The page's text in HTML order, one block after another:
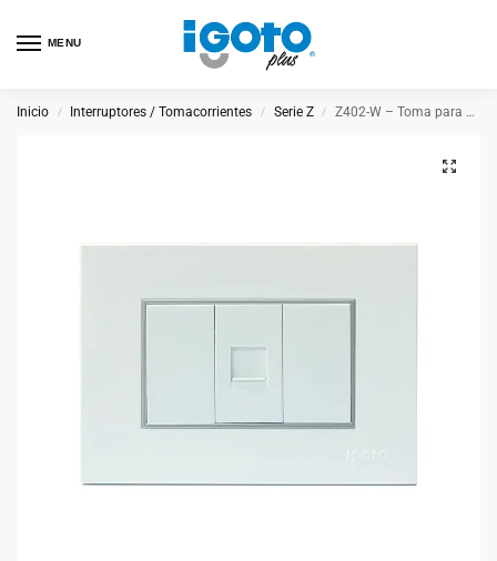
MENU
Inicio / Interruptores / Tomacorrientes / Serie Z / Z402-W – Toma para Teléfono